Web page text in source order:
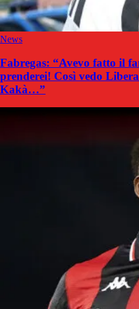
News
Fabregas: “Avevo fatto il
prenderei! Così vedo
Kakà…”